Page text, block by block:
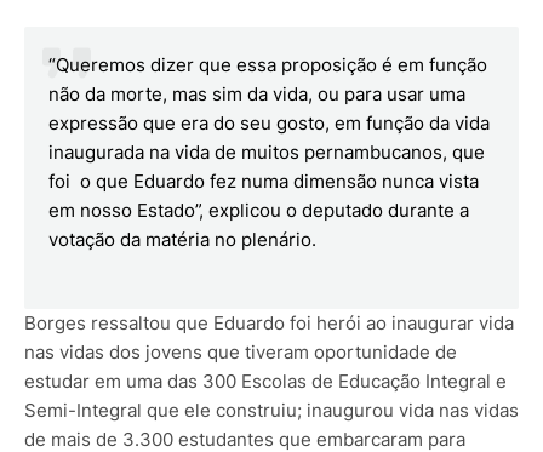
“Queremos dizer que essa proposição é em função
não da morte, mas sim da vida, ou para usar uma
expressão que era do seu gosto, em função da vida
inaugurada na vida de muitos pernambucanos, que
foi o que Eduardo fez numa dimensão nunca vista
em nosso Estado”, explicou o deputado durante a
votação da matéria no plenário.
Borges ressaltou que Eduardo foi herói ao inaugurar vida
nas vidas dos jovens que tiveram oportunidade de
estudar em uma das 300 Escolas de Educação Integral e
Semi-Integral que ele construiu; inaugurou vida nas vidas
de mais de 3.300 estudantes que embarcaram para